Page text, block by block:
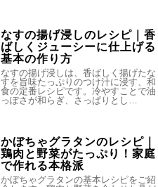
なすの揚げ浸しのレシピ｜香
ばしくジューシーに仕上げる
基本の作り方
なすの揚げ浸しは、香ばしく揚げたな
すを旨味たっぷりのつけ汁に浸す、和
食の定番レシピです。冷やすことで油
っぽさが和らぎ、さっぱりとし…
かぼちゃグラタンのレシピ｜
鶏肉と野菜がたっぷり！家庭
で作れる本格派
かぼちゃグラタンの基本レシピをご紹